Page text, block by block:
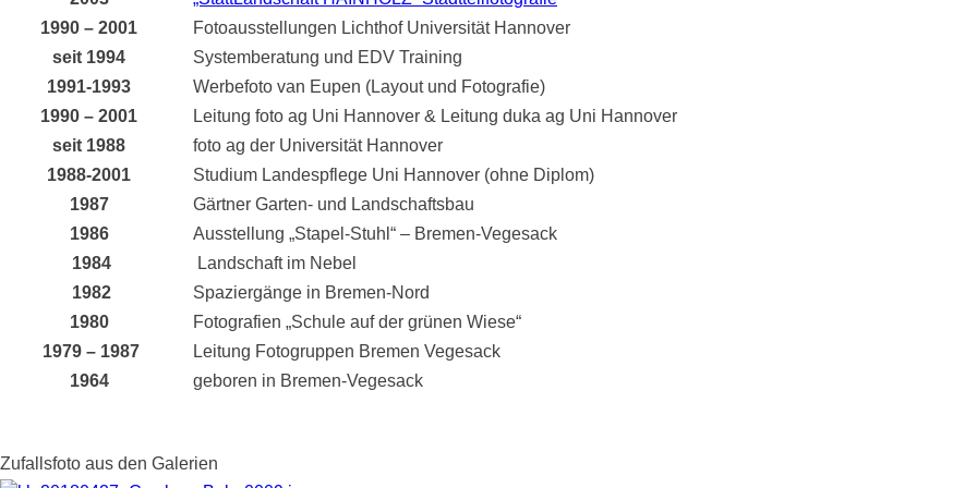
1990 – 2001
Fotoausstellungen Lichthof Universität Hannover
seit 1994
Systemberatung und EDV Training
1991-1993
Werbefoto van Eupen (Layout und Fotografie)
1990 – 2001
Leitung foto ag Uni Hannover & Leitung duka ag Uni Hannover
seit 1988
foto ag der Universität Hannover
1988-2001
Studium Landespflege Uni Hannover (ohne Diplom)
1987
Gärtner Garten- und Landschaftsbau
1986
Ausstellung „Stapel‑Stuhl“ – Bremen-Vegesack
1984
Landschaft im Nebel
1982
Spaziergänge in Bremen-Nord
1980
Fotografien „Schule auf der grünen Wiese“
1979 – 1987
Leitung Fotogruppen Bremen Vegesack
1964
geboren in Bremen-Vegesack
Zufallsfoto aus den Galerien